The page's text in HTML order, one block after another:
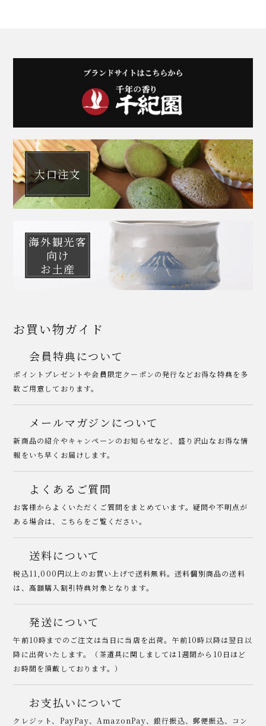
大口注文
海外観光客
向け
お土産
お買い物ガイド
会員特典について
ポイントプレゼントや会員限定クーポンの発行などお得な特典を多
数ご用意しております。
メールマガジンについて
新商品の紹介やキャンペーンのお知らせなど、盛り沢山なお得な情
報をいち早くお届けします。
よくあるご質問
お客様からよくいただくご質問をまとめています。疑問や不明点が
ある場合は、こちらをご覧ください。
送料について
税込11,000円以上のお買い上げで送料無料。送料個別商品の送料
は、高額購入割引特典対象となります。
発送について
午前10時までのご注文は当日に当店を出荷。午前10時以降は翌日以
降に出荷いたします。（茶道具に関しましては1週間から10日ほど
お時間を頂戴しております。）
お支払いについて
クレジット、PayPay、AmazonPay、銀行振込、郵便振込、コン